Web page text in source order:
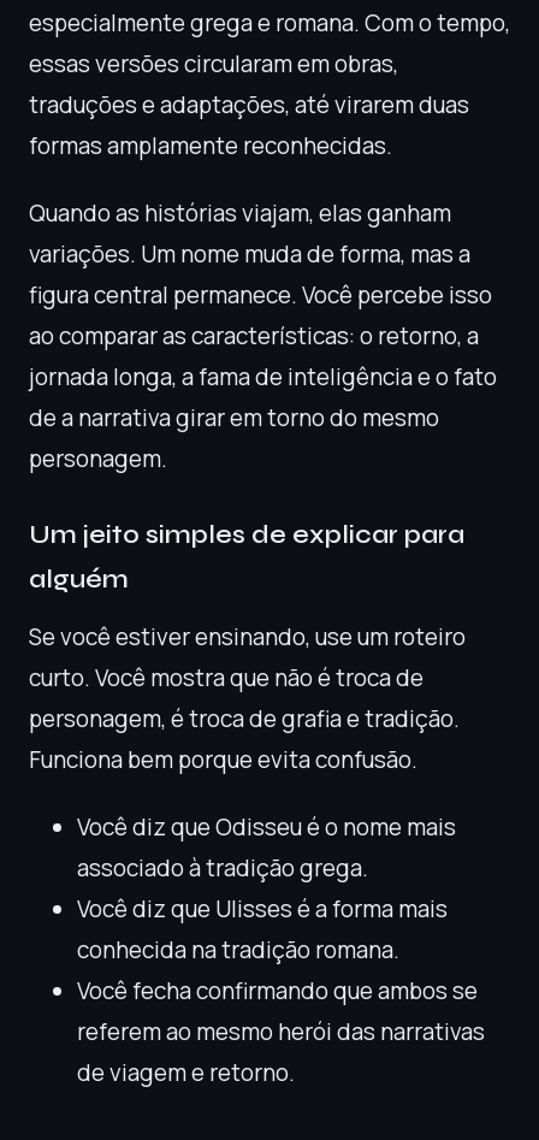
especialmente grega e romana. Com o tempo,
essas versões circularam em obras,
traduções e adaptações, até virarem duas
formas amplamente reconhecidas.
Quando as histórias viajam, elas ganham
variações. Um nome muda de forma, mas a
figura central permanece. Você percebe isso
ao comparar as características: o retorno, a
jornada longa, a fama de inteligência e o fato
de a narrativa girar em torno do mesmo
personagem.
Um jeito simples de explicar para
alguém
Se você estiver ensinando, use um roteiro
curto. Você mostra que não é troca de
personagem, é troca de grafia e tradição.
Funciona bem porque evita confusão.
Você diz que Odisseu é o nome mais
associado à tradição grega.
Você diz que Ulisses é a forma mais
conhecida na tradição romana.
Você fecha confirmando que ambos se
referem ao mesmo herói das narrativas
de viagem e retorno.